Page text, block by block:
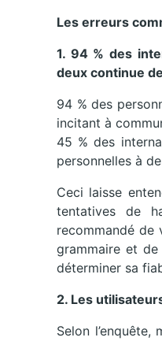
Les erreurs
1. 94 % des
deux continue
94 % des
incitant à
45 % des
personnelles à
Ceci laisse
tentatives de
recommandé de
grammaire et
déterminer sa
2. Les
Selon